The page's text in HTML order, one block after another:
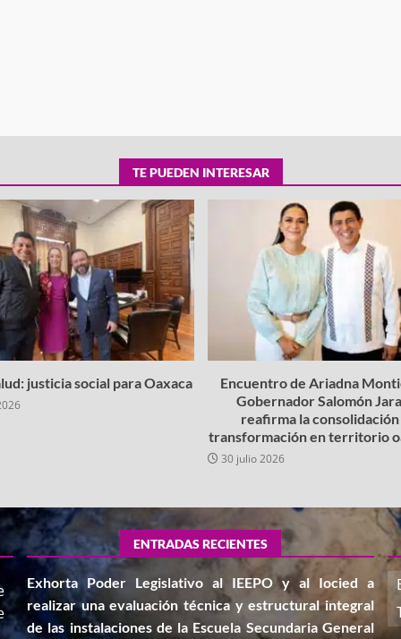
TE PUEDEN INTERESAR
justicia social para Oaxaca
Encuentro de Ariadna
Gobernador Salomón
reafirma la consolidación
transformación en territorio
30 julio 2026
ENTRADAS RECIENTES
Exhorta Poder Legislativo al IEEPO y al Iocied a
realizar una evaluación técnica y estructural integral
de las instalaciones de la Escuela Secundaria General